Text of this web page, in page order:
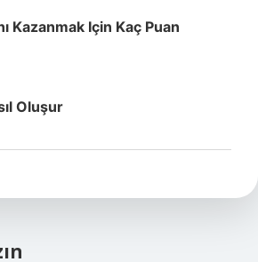
Kazanmak Için Kaç Puan
Oluşur